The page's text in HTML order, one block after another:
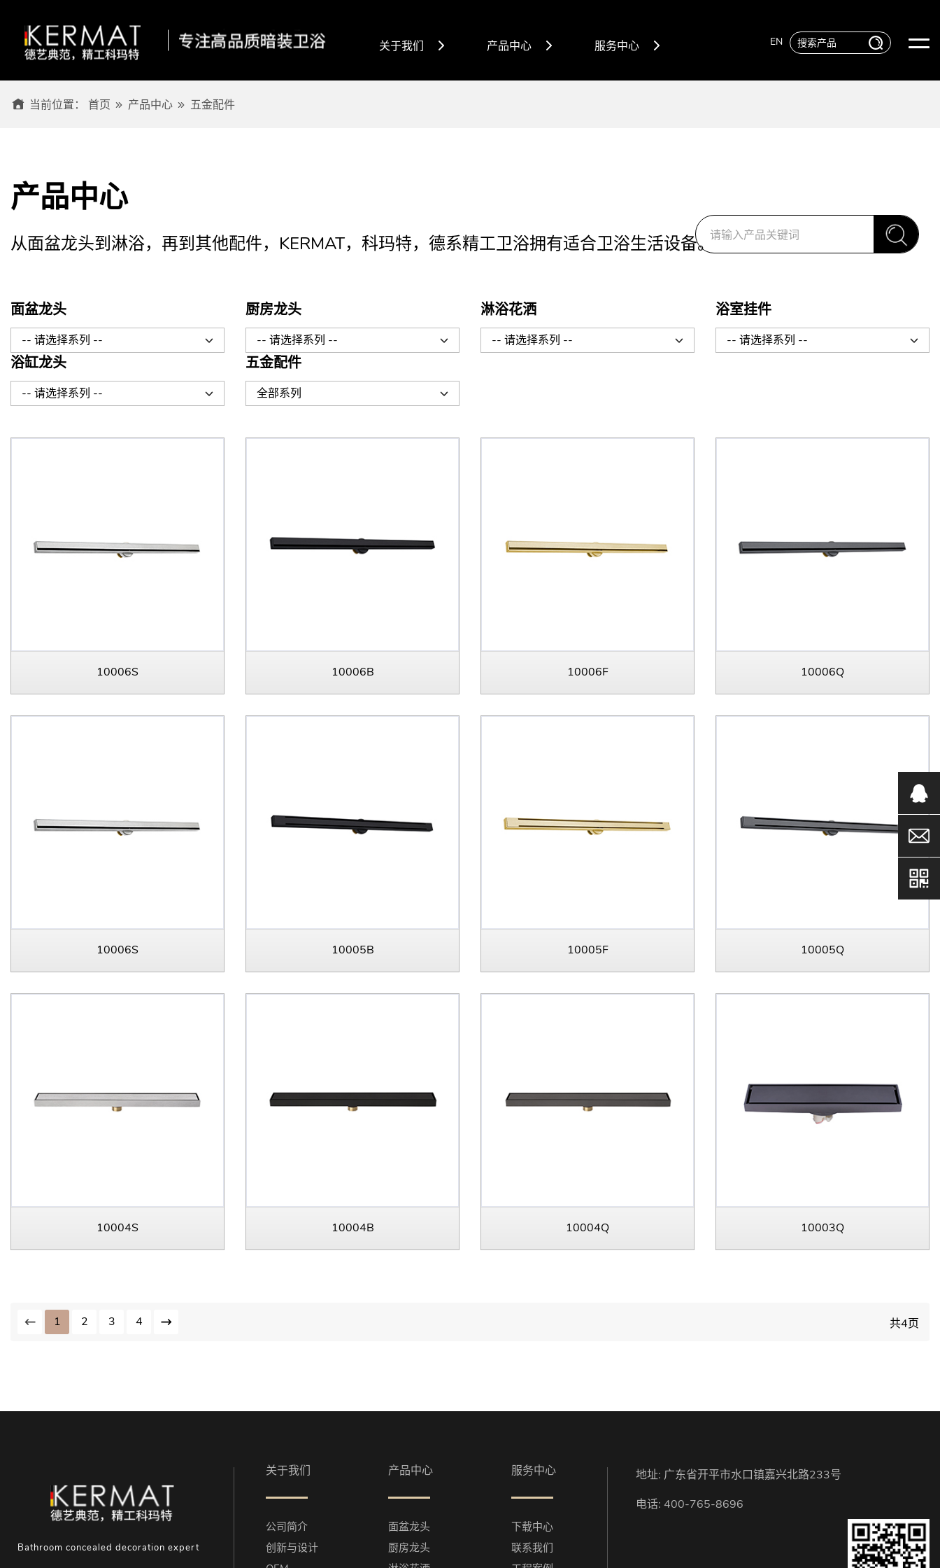
关于我们 产品中心 服务中心 EN
当前位置： 首页 产品中心 五金配件
产品中心
从面盆龙头到淋浴，再到其他配件，KERMAT，科玛特，德系精工卫浴拥有适合卫浴生活设备。
面盆龙头
-- 请选择系列 --
厨房龙头
-- 请选择系列 --
淋浴花洒
-- 请选择系列 --
浴室挂件
-- 请选择系列 --
浴缸龙头
-- 请选择系列 --
五金配件
全部系列
10006S 10006B 10006F 10006Q
10006S 10005B 10005F 10005Q
10004S 10004B 10004Q 10003Q
1 2 3 4 共4页
Bathroom concealed decoration expert
关于我们
公司简介
创新与设计
产品中心
面盆龙头
厨房龙头
服务中心
下载中心
联系我们
地址: 广东省开平市水口镇嘉兴北路233号
电话: 400-765-8696